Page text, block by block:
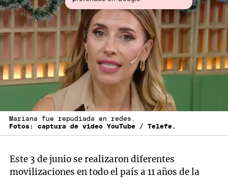
Mariana fue repudiada en redes.
Fotos: captura de video YouTube / Telefe.
Este 3 de junio se realizaron diferentes
movilizaciones en todo el país a 11 años de la